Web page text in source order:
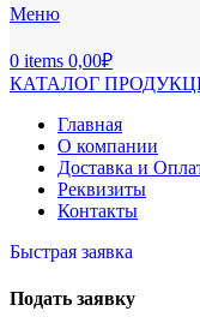
Меню
0 items 0,00₽
КАТАЛОГ
Главная
О компании
Доставка и
Реквизиты
Контакты
Быстрая заявка
Подать заявку